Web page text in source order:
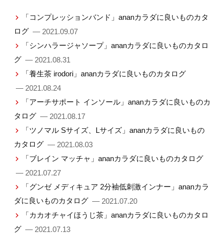
「コンプレッションバンド」ananカラダに良いものカタ
ログ — 2021.09.07
「シンハラージャソープ」ananカラダに良いものカタロ
グ — 2021.08.31
「養生茶 irodori」ananカラダに良いものカタログ
— 2021.08.24
「アーチサポート インソール」ananカラダに良いものカ
タログ — 2021.08.17
「ツノマル Sサイズ、Lサイズ」ananカラダに良いもの
カタログ — 2021.08.03
「ブレイン マッチャ」ananカラダに良いものカタログ
— 2021.07.27
「グンゼ メディキュア 2分袖低刺激インナー」ananカラ
ダに良いものカタログ — 2021.07.20
「カカオチャイほうじ茶」ananカラダに良いものカタロ
グ — 2021.07.13